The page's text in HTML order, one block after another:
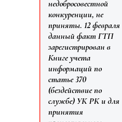
недобросовестной
конкуренции, не
приняты. 12 февраля
данный факт ГТП
зарегистрирован в
Книге учета
информаций по
статье 370
(бездействие по
службе) УК РК и для
принятия